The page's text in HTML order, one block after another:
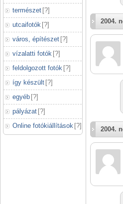
természet [?]
utcaifotók [?]
város, építészet [?]
vízalatti fotók [?]
feldolgozott fotók [?]
így készült [?]
egyéb [?]
pályázat [?]
Online fotókiállítások [?]
2004.
2004.